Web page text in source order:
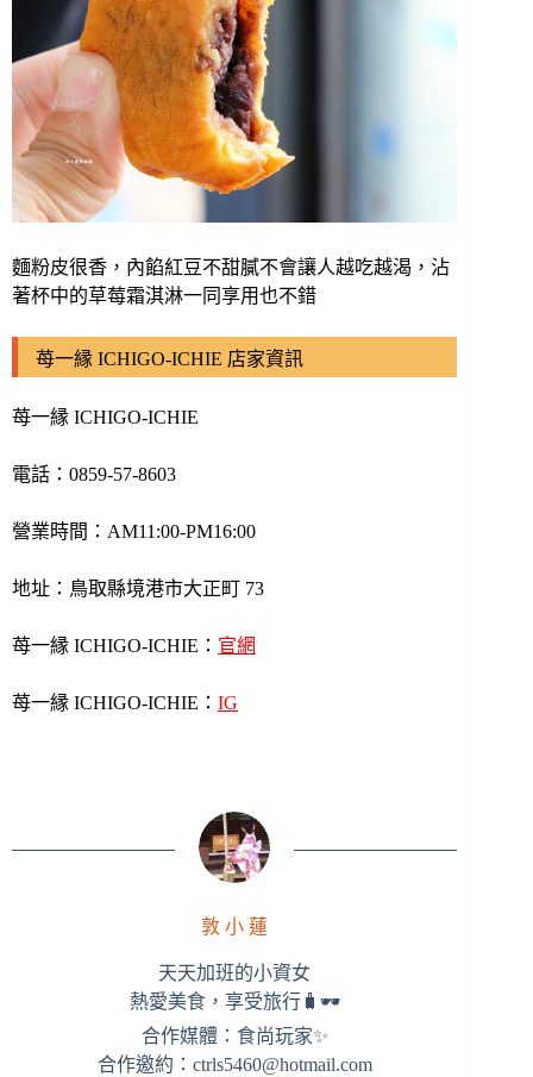
麵粉皮很香，內餡紅豆不甜膩不會讓人越吃越渴，沾
著杯中的草莓霜淇淋一同享用也不錯
苺一縁 ICHIGO-ICHIE 店家資訊
苺一縁 ICHIGO-ICHIE
電話：0859-57-8603
營業時間：AM11:00-PM16:00
地址：鳥取縣境港市大正町 73
苺一縁 ICHIGO-ICHIE： 官網
苺一縁 ICHIGO-ICHIE： IG
敦 小 蓮
天天加班的小資女
熱愛美食，享受旅行🧳🕶
合作媒體：食尚玩家✨
合作邀約： ctrls5460@hotmail.com